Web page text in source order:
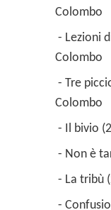
Colombo
Colombo
Colombo
- Il bivio
- Non è
- La tribù
-